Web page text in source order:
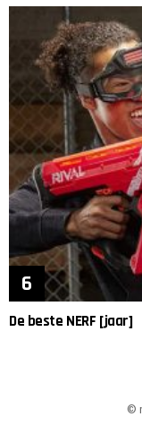
De beste NERF [jaar]
©